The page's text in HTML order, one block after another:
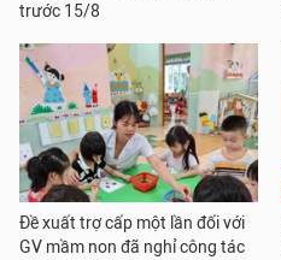
trước 15/8
Đề xuất trợ cấp một lần đối với
GV mầm non đã nghỉ công tác